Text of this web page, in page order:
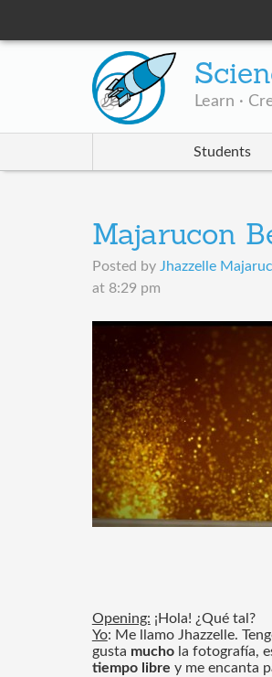
Learn ·
Students
Majarucon
Posted by Jhazzelle
at 8:29 pm
Opening: ¡Hola! ¿Qué tal?
Yo: Me llamo Jhazzelle.
gusta mucho la fotografía,
tiempo libre y me encanta